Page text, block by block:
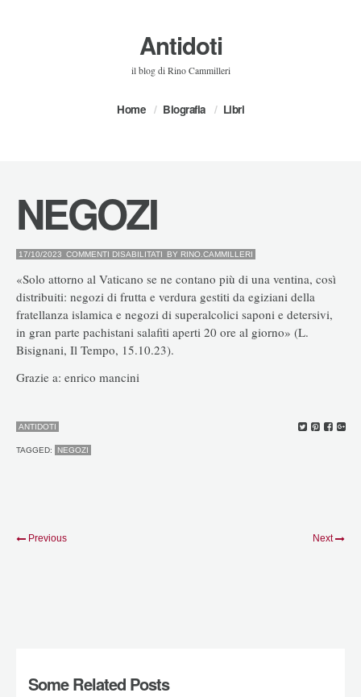
Antidoti
il blog di Rino Cammilleri
Home Biografia Libri
NEGOZI
17/10/2023 COMMENTI DISABILITATI SU
BY RINO.CAMMILLERI
«Solo attorno al Vaticano se ne contano più di una ventina, così
distribuiti: negozi di frutta e verdura gestiti da egiziani della
fratellanza islamica e negozi di superalcolici saponi e detersivi,
in gran parte pachistani salafiti aperti 20 ore al giorno» (L.
Bisignani, Il Tempo, 15.10.23).
Grazie a: enrico mancini
ANTIDOTI
TAGGED: NEGOZI
Previous Next
Some Related Posts